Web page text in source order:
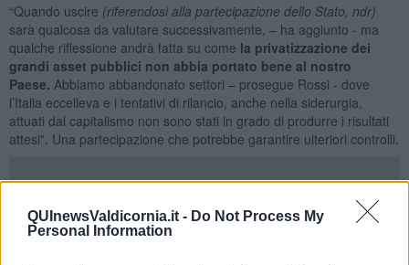
QUInewsValdicornia.it - Do Not Process My
Personal Information
“Quando uscire (riferendosi alla partecipazione dello Stato, ndr)
sarà qualcosa da valutare successivamente, – ha aggiunto - ma
qualche riflessione andrà fatta su come la privatizzazione dei
grandi asset pubblici non abbia portato bene al nostro
Paese. Abbiamo abbandonato settori – prosegue Rossi - dove
l’Italia eccelleva e i tentativi di rilancio, anche nella siderurgia,
attuati dal capitalismo non sono stati in grado di produrre i risultati
attesi". Una partecipazione che potrebbe garantire ulteriori controlli.
Il presidente Rossi a questo punto reclama un impegno netto e
deciso da parte della proprietà, sia pur difficile da un punto di vista